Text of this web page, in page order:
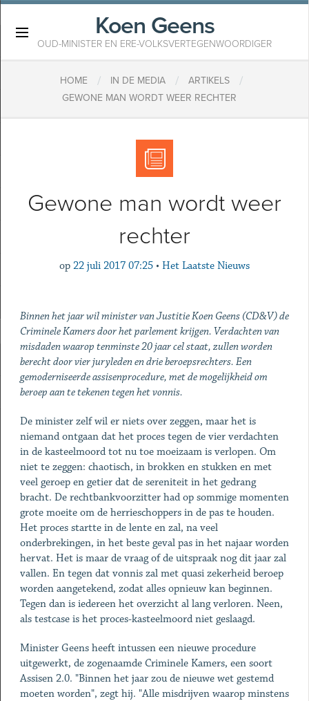
Koen Geens
OUD-MINISTER EN ERE-VOLKSVERTEGENWOORDIGER
HOME / IN DE MEDIA / ARTIKELS /
GEWONE MAN WORDT WEER RECHTER
Gewone man wordt weer
rechter
op 22 juli 2017 07:25 • Het Laatste Nieuws
Binnen het jaar wil minister van Justitie Koen Geens (CD&V) de
Criminele Kamers door het parlement krijgen. Verdachten van
misdaden waarop tenminste 20 jaar cel staat, zullen worden
berecht door vier juryleden en drie beroepsrechters. Een
gemoderniseerde assisenprocedure, met de mogelijkheid om
beroep aan te tekenen tegen het vonnis.
De minister zelf wil er niets over zeggen, maar het is
niemand ontgaan dat het proces tegen de vier verdachten
in de kasteelmoord tot nu toe moeizaam is verlopen. Om
niet te zeggen: chaotisch, in brokken en stukken en met
veel geroep en getier dat de sereniteit in het gedrang
bracht. De rechtbankvoorzitter had op sommige momenten
grote moeite om de herrieschoppers in de pas te houden.
Het proces startte in de lente en zal, na veel
onderbrekingen, in het beste geval pas in het najaar worden
hervat. Het is maar de vraag of de uitspraak nog dit jaar zal
vallen. En tegen dat vonnis zal met quasi zekerheid beroep
worden aangetekend, zodat alles opnieuw kan beginnen.
Tegen dan is iedereen het overzicht al lang verloren. Neen,
als testcase is het proces-kasteelmoord niet geslaagd.
Minister Geens heeft intussen een nieuwe procedure
uitgewerkt, de zogenaamde Criminele Kamers, een soort
Assisen 2.0. "Binnen het jaar zou de nieuwe wet gestemd
moeten worden", zegt hij. "Alle misdrijven waarop minstens